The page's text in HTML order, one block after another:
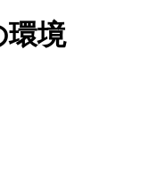
環境